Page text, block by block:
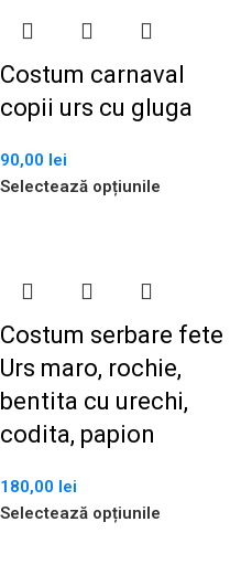
Costum carnaval
copii urs cu gluga
90,00 lei
Selectează opțiunile
Costum serbare fete
Urs maro, rochie,
bentita cu urechi,
codita, papion
180,00 lei
Selectează opțiunile